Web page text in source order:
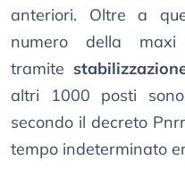
anteriori. Oltre a
numero della maxi
tramite
altri 1000 posti
secondo il decreto
tempo indeterminato